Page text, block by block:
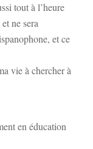
tout à l’heure
ne sera
et ce
vie à chercher à
en éducation